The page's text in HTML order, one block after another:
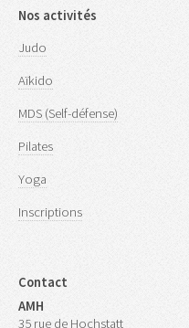
Nos activités
Judo
Aïkido
MDS (Self-défense)
Pilates
Yoga
Inscriptions
Contact
AMH
35 rue de Hochstatt